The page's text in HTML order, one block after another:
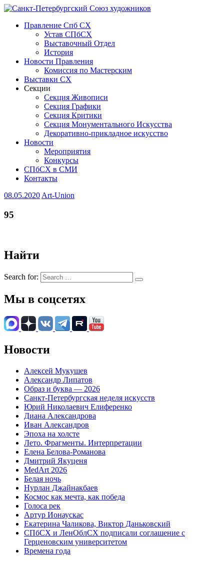
Правление Спб СХ
Устав СПбСХ
Выставочный Отдел
История
Новости Правления
Комиссия по Мастерским
Выставки СХ
Секции
Секция Живописи
Секция Графики
Секция Критики
Секция Монументального Искусства
Декоративно-прикладное искусство
Новости
Мероприятия
Конкурсы
СПбСХ в СМИ
Контакты
08.05.2020 Art-Union
95
Найти
Search for:
Мы в соцсетях
Новости
Алексей Мукушев
Александр Липатов
Образ и буква — 2026
Санкт-Петербургская неделя искусств
Юрий Николаевич Елиференко
Диана Александрова
Иван Александров
Эпоха на холсте
Лето. Фрагменты. Интерпретации
Елена Белова-Романова
Дмитрий Якуценя
MedArt 2026
Белая ночь
Нурлан Джайнакбаев
Космос как мечта, как победа
Голоса рек
Артур Ионаускас
Екатерина Чаликова, Виктор Даньковский
СПбСХ и ЛенОблСХ подписали соглашение с
Герценовским университетом
Времена года